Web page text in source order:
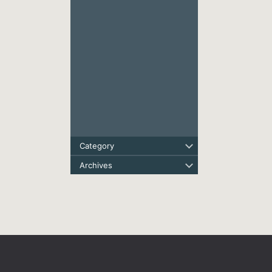
Category
Archives